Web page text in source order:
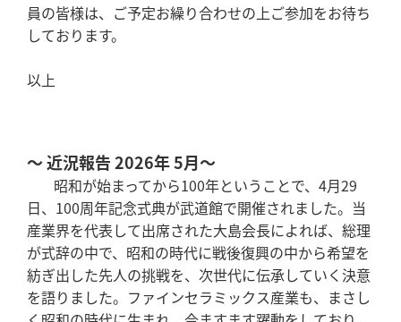
員の皆様は、ご予定お繰り合わせの上ご参加をお待ち
しております。
以上
～ 近況報告 2026年 5月～
昭和が始まってから100年ということで、4月29
日、100周年記念式典が武道館で開催されました。当
産業界を代表して出席された大島会長によれば、総理
が式辞の中で、昭和の時代に戦後復興の中から希望を
紡ぎ出した先人の挑戦を、次世代に伝承していく決意
を語りました。ファインセラミックス産業も、まさし